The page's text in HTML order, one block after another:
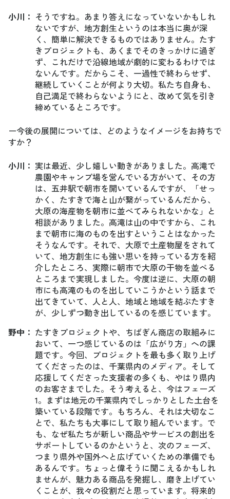
小川 ： そうですね。あまり答えになっていないかもしれ
ないですが、地方創生というのは本当に奥が深
く、簡単に解決できるものではありません。たす
きプロジェクトも、あくまでそのきっかけに過ぎ
ず、これだけで沿線地域が劇的に変わるわけでは
ないんです。だからこそ、一過性で終わらせず、
継続していくことが何より大切。私たち自身も、
自己満足で終わらないようにと、改めて気を引き
締めているところです。
ー今後の展開については、どのようなイメージをお持ちで
すか？
小川 ： 実は最近、少し嬉しい動きがありました。高滝で
農園やキャンプ場を営んでいる方がいて、その方
は、五井駅で朝市を開いているんですが、「せっ
かく、たすきで海と山が繋がっているんだから、
大原の海産物を朝市に並べてみられないかな」と
相談がありました。高滝は山の中ですから、これ
まで朝市に海のものを出すということはなかった
そうなんです。それで、大原で土産物屋をされて
いて、地方創生にも強い思いを持っている方を紹
介したところ、実際に朝市で大原の干物を並べる
ところまで実現しました。今度は逆に、大原の朝
市にも高滝のものを出していこうかという話まで
出てきていて、人と人、地域と地域を結ぶたすき
が、少しずつ動き出しているのを感じています。
野中 ： たすきプロジェクトや、ちばぎん商店の取組みに
おいて、一つ感じているのは「広がり方」への課
題です。今回、プロジェクトを最も多く取り上げ
てくださったのは、千葉県内のメディア。そして
応援してくださった支援者の多くも、やはり県内
のお客さまでした。そう考えると、今はフェーズ
1。まずは地元の千葉県内でしっかりとした土台を
築いている段階です。もちろん、それは大切なこ
とで、私たちも大事にして取り組んでいます。で
も、なぜ私たちが新しい商品やサービスの創出を
サポートしているのかというと、次のフェーズ、
つまり県外や国外へと広げていくための準備でも
あるんです。ちょっと偉そうに聞こえるかもしれ
ませんが、魅力ある商品を発掘し、磨き上げてい
くことが、我々の役割だと思っています。将来的